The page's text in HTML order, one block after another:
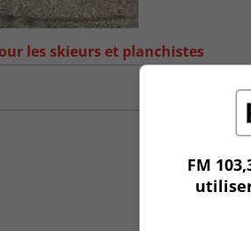
les skieurs et planchistes
FM